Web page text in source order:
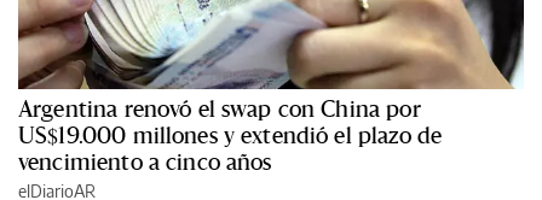
Argentina renovó el swap con China por
US$19.000 millones y extendió el plazo de
vencimiento a cinco años
elDiarioAR